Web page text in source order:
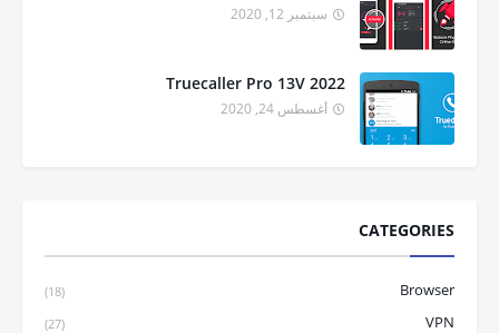
سبتمبر 12, 2020
Truecaller Pro 13V 2022
أغسطس 24, 2020
CATEGORIES
Browser
(18)
VPN
(27)